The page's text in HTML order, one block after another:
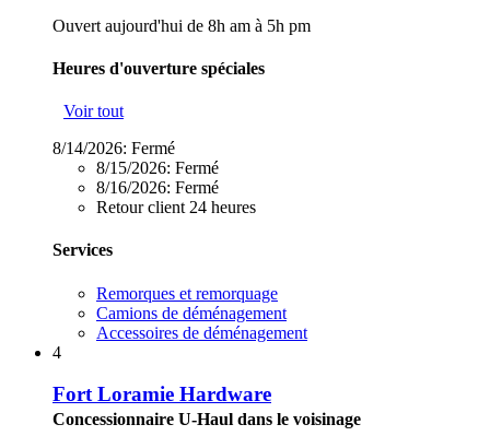
Ouvert aujourd'hui de 8h am à 5h pm
Heures d'ouverture spéciales
Voir tout
8/14/2026: Fermé
8/15/2026: Fermé
8/16/2026: Fermé
Retour client 24 heures
Services
Remorques et remorquage
Camions de déménagement
Accessoires de déménagement
4
Fort Loramie Hardware
Concessionnaire U-Haul dans le voisinage